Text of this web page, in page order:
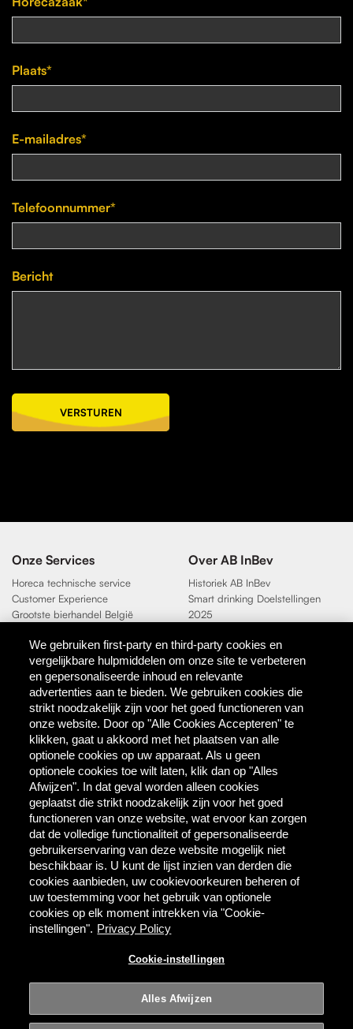
Plaats*
E-mailadres*
Telefoonnummer*
Bericht
VERSTUREN
Onze Services
Horeca technische service
Customer Experience
Grootste bierhandel België
Over AB InBev
Historiek AB InBev
Smart drinking Doelstellingen
2025
Contact
AB InBev
Direct Contact
Tools & Partners
Downloadcentrum
TaDa - digitale coupons
BEES Delivery - dranken
groothandel
Direct bestellen
MYBEES.BE
Gebruiksvoorwaarden
Privacy Cookie-instellingen
© 2026 AB InBev | Alle rechten voorbehouden
We gebruiken first-party en third-party cookies en
vergelijkbare hulpmiddelen om onze site te verbeteren
en gepersonaliseerde inhoud en relevante
advertenties aan te bieden. We gebruiken cookies die
strikt noodzakelijk zijn voor het goed functioneren van
onze website. Door op "Alle Cookies Accepteren" te
klikken, gaat u akkoord met het plaatsen van alle
optionele cookies op uw apparaat. Als u geen
optionele cookies toe wilt laten, klik dan op "Alles
Afwijzen". In dat geval worden alleen cookies
geplaatst die strikt noodzakelijk zijn voor het goed
functioneren van onze website, wat ervoor kan zorgen
dat de volledige functionaliteit of gepersonaliseerde
gebruikerservaring van deze website mogelijk niet
beschikbaar is. U kunt de lijst inzien van derden die
cookies aanbieden, uw cookievoorkeuren beheren of
uw toestemming voor het gebruik van optionele
cookies op elk moment intrekken via "Cookie-
instellingen". Privacy Policy
Cookie-instellingen
Alles Afwijzen